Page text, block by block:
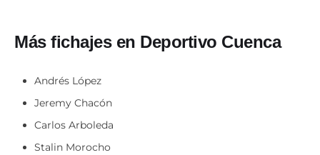
Más fichajes en Deportivo Cuenca
Andrés López
Jeremy Chacón
Carlos Arboleda
Stalin Morocho